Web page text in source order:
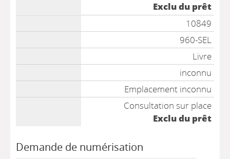
Exclu du prêt
10849
960-SEL
Livre
inconnu
Emplacement inconnu
Consultation sur place
Exclu du prêt
Demande de numérisation